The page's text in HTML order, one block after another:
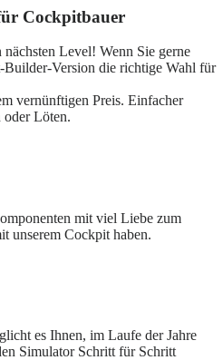
Cockpitbauer
Level! Wenn Sie gerne
Builder-Version die richtige Wahl für
vernünftigen Preis. Einfacher
oder Löten.
mit viel Liebe zum
unserem Cockpit haben.
es Ihnen, im Laufe der Jahre
Simulator Schritt für Schritt